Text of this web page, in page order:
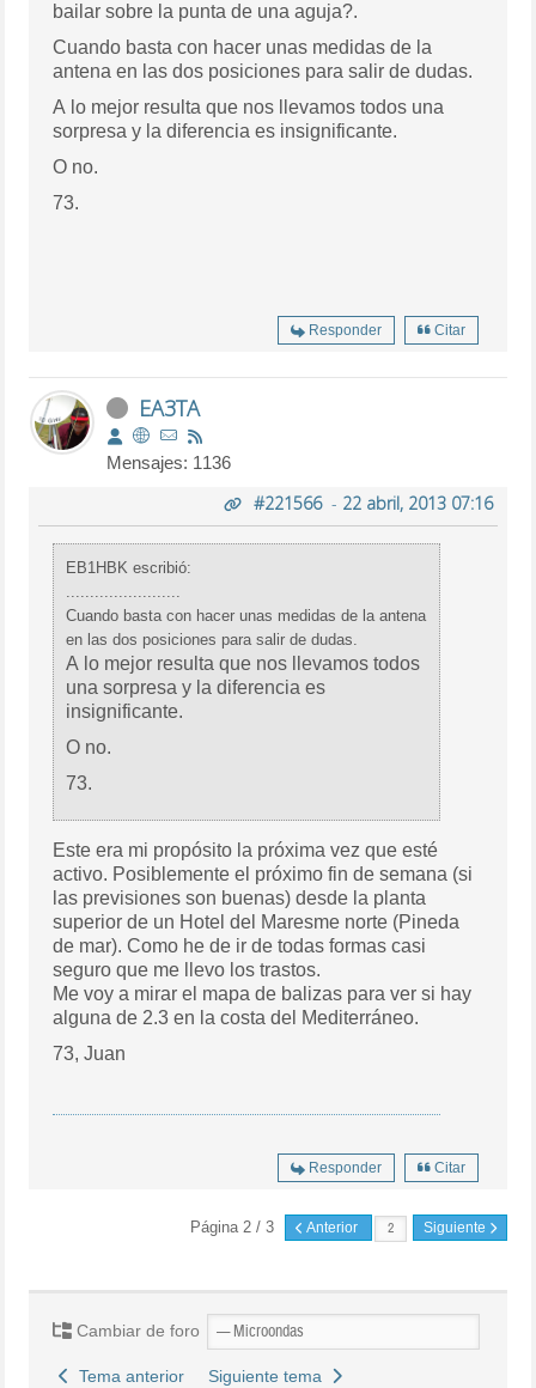
bailar sobre la punta de una aguja?.
Cuando basta con hacer unas medidas de la
antena en las dos posiciones para salir de dudas.
A lo mejor resulta que nos llevamos todos una
sorpresa y la diferencia es insignificante.
O no.
73.
Responder Citar
EA3TA
Mensajes: 1136
#221566- 22 abril, 2013 07:16
EB1HBK escribió:
........................
Cuando basta con hacer unas medidas de la antena
en las dos posiciones para salir de dudas.
A lo mejor resulta que nos llevamos todos
una sorpresa y la diferencia es
insignificante.
O no.
73.
Este era mi propósito la próxima vez que esté
activo. Posiblemente el próximo fin de semana (si
las previsiones son buenas) desde la planta
superior de un Hotel del Maresme norte (Pineda
de mar). Como he de ir de todas formas casi
seguro que me llevo los trastos.
Me voy a mirar el mapa de balizas para ver si hay
alguna de 2.3 en la costa del Mediterráneo.
73, Juan
Responder Citar
Página 2 / 3 Anterior Siguiente
Cambiar de foro
Tema anterior Siguiente tema